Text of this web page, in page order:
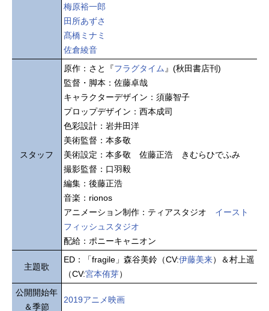
梅原裕一郎
田所あずさ
髙橋ミナミ
佐倉綾音
スタッフ
原作：さと『フラグタイム 』(秋田書店刊)
監督・脚本：佐藤卓哉
キャラクターデザイン：須藤智子
プロップデザイン：西本成司
色彩設計：岩井田洋
美術監督：本多敬
美術設定：本多敬 佐藤正浩 きむらひでふみ
撮影監督：口羽毅
編集：後藤正浩
音楽：rionos
アニメーション制作：ティアスタジオ イースト
フィッシュスタジオ
配給：ポニーキャニオン
主題歌
ED：「fragile」森谷美鈴（CV:伊藤美来）＆村上遥
（CV:宮本侑芽）
公開開始年
＆季節
2019アニメ映画